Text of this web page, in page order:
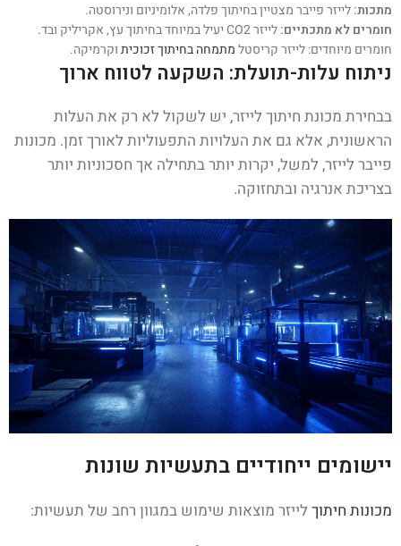
מתכות:לייזר פייבר מצטיין בחיתוך פלדה, אלומיניום ונירוסטה.
חומרים לא מתכתיים:לייזר CO2 יעיל במיוחד בחיתוך עץ, אקריליק ובד.
חומרים מיוחדים: לייזר קריסטלמתמחה בחיתוך זכוכיתוקרמיקה.
ניתוח עלות-תועלת: השקעה לטווח ארוך
בבחירת מכונת חיתוך לייזר, יש לשקול לא רק את העלות
הראשונית, אלא גם את העלויות התפעוליות לאורך זמן. מכונות
פייבר לייזר, למשל, יקרות יותר בתחילה אך חסכוניות יותר
בצריכת אנרגיה ובתחזוקה.
יישומים ייחודיים בתעשיות שונות
מכונות חיתוך לייזר מוצאות שימוש במגוון רחב של תעשיות: